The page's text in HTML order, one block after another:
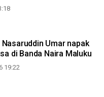
Umar napak
di Banda Naira Maluku
19:22